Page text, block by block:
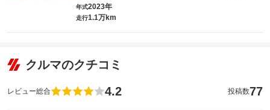
年式2023年
走行1.1万km
クルマのクチコミ
レビュー総合 4.2 投稿数77